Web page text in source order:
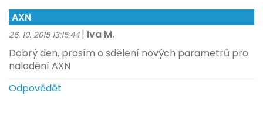
AXN
26. 10. 2015 13:15:44 | Iva M.
Dobrý den, prosím o sdělení nových parametrů pro
naladění AXN
Odpovědět